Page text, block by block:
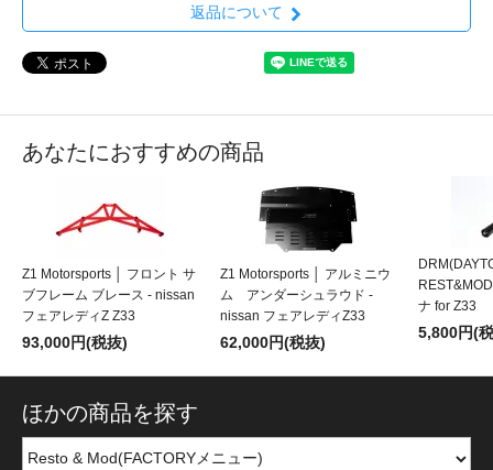
返品について
あなたにおすすめの商品
Z1 Motorsports │ フロント サ
ブフレーム ブレース - nissan
フェアレディZ Z33
93,000円(税抜)
Z1 Motorsports │ アルミニウ
ム アンダーシュラウド -
nissan フェアレディZ33
62,000円(税抜)
ナ for Z33
5,800円(
ほかの商品を探す